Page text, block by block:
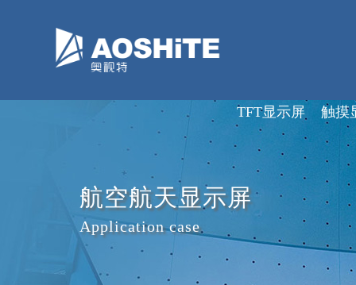
触摸
TFT显示屏
航空航天显示屏
Application case